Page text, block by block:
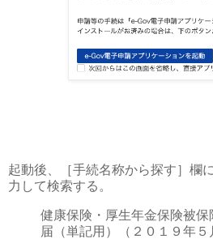
起動後、［手続名称から探す］欄
力して検索する。
健康保険・厚生年金保険被保
届（単記用）（２０１９年５